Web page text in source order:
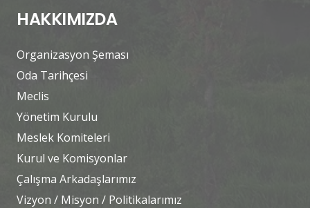
HAKKIMIZDA
Organizasyon Şeması
Oda Tarihçesi
Meclis
Yönetim Kurulu
Meslek Komiteleri
Kurul ve Komisyonlar
Çalışma Arkadaşlarımız
Vizyon / Misyon / Politikalarımız